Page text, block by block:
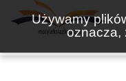
Używamy
oznacza,